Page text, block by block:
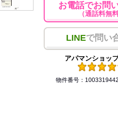
お電話でお問
（通話料無料
LINEで問い
アパマンショッ
物件番号：